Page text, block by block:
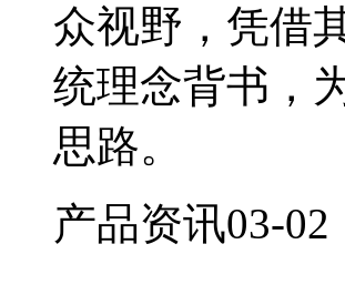
众视野，凭借
统理念背书，
思路。
产品资讯03-02